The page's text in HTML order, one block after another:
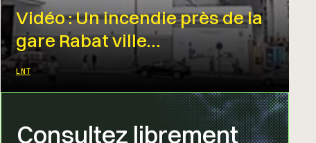
Vidéo : Un incendie près de la
gare Rabat ville…
LNT
Consultez librement